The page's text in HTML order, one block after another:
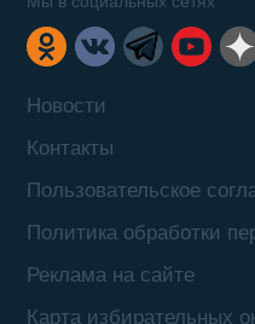
Новости
Контакты
Пользовательское
Политика обработки
Реклама на сайте
Карта избирательных